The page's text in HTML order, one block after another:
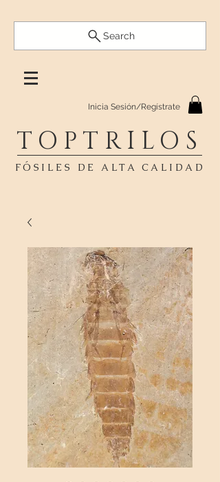
Search
Inicia Sesión/Regístrate
TOPTRILOS
FÓSILES DE ALTA CALIDAD